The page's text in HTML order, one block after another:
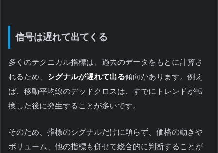
信号は遅れて出てくる
多くのテクニカル指標は、過去のデータをもとに計算さ
れるため、 シグナルが遅れて出る傾向があります。例え
ば、移動平均線のデッドクロスは、すでにトレンドが転
換した後に発生することが多いです。
そのため、指標のシグナルだけに頼らず、価格の動きや
ボリューム、他の指標も併せて総合的に判断することが